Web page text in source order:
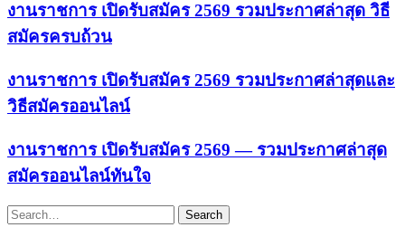
งานราชการ เปิดรับสมัคร 2569 รวมประกาศล่าสุด วิธี
สมัครครบถ้วน
งานราชการ เปิดรับสมัคร 2569 รวมประกาศล่าสุดและ
วิธีสมัครออนไลน์
งานราชการ เปิดรับสมัคร 2569 — รวมประกาศล่าสุด
สมัครออนไลน์ทันใจ
Search